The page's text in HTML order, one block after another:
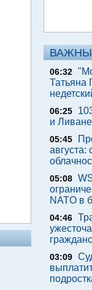
06:32
Татьяна
06:25
и
05:45
05:08
NATO в
04:46
03:09